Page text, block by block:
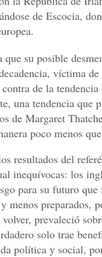
de Escocia,
que su posible
víctima
de la
una tendencia que
de Margaret
poco menos
resultados del
inequívocas: los
para su futuro
menos preparados,
volver, prevaleció
solo trae
política y social,